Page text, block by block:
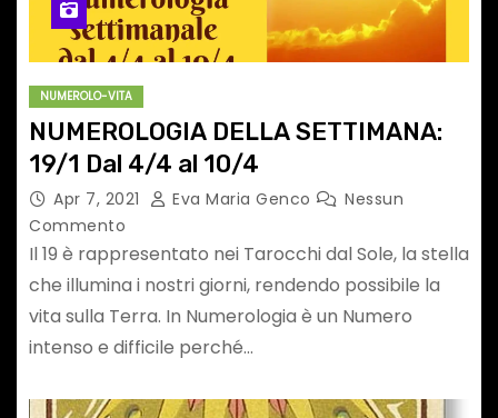
NUMEROLO-VITA
NUMEROLOGIA DELLA SETTIMANA:
19/1 Dal 4/4 al 10/4
Apr 7, 2021 Eva Maria Genco
Nessun
Commento
Il 19 è rappresentato nei Tarocchi dal Sole, la stella
che illumina i nostri giorni, rendendo possibile la
vita sulla Terra. In Numerologia è un Numero
intenso e difficile perché…